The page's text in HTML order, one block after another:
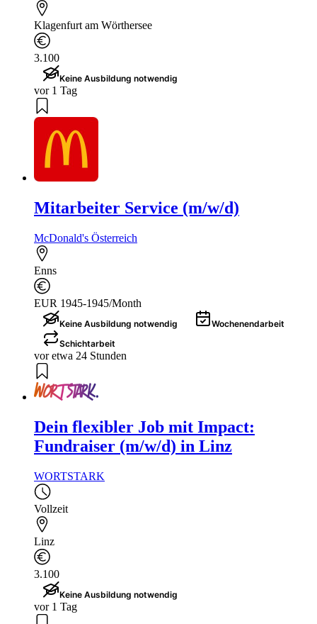
Klagenfurt am Wörthersee
3.100
Keine Ausbildung notwendig
vor 1 Tag
Mitarbeiter Service (m/w/d)
McDonald's Österreich
Enns
EUR 1945-1945/Month
Keine Ausbildung notwendig
Wochenendarbeit
Schichtarbeit
vor etwa 24 Stunden
Dein flexibler Job mit Impact:
Fundraiser (m/w/d) in Linz
WORTSTARK
Vollzeit
Linz
3.100
Keine Ausbildung notwendig
vor 1 Tag